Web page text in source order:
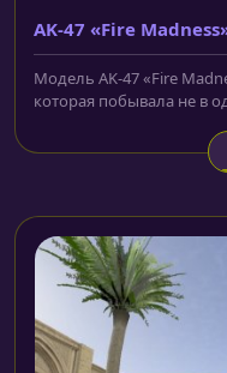
AK-47 «Fire
Модель AK-47 «Fire
которая побывала не в